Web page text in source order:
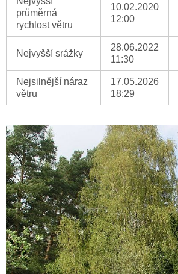
průměrná
rychlost větru
10.02.2020
12:00
Nejvyšší srážky
28.06.2022
11:30
Nejsilnější náraz
větru
17.05.2026
18:29